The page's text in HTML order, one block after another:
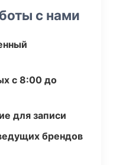
с нами
с 8:00 до
для записи
брендов